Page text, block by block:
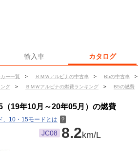
輸入車 カタログ
ー一覧 > ＢＭＷアルピナの中古車 > B5の中古車 >
グ > ＢＭＷアルピナの燃費ランキング > B5の燃費
（19年10月～20年05月）の燃費
、10・15モードとは ？
JC08 8.2km/L